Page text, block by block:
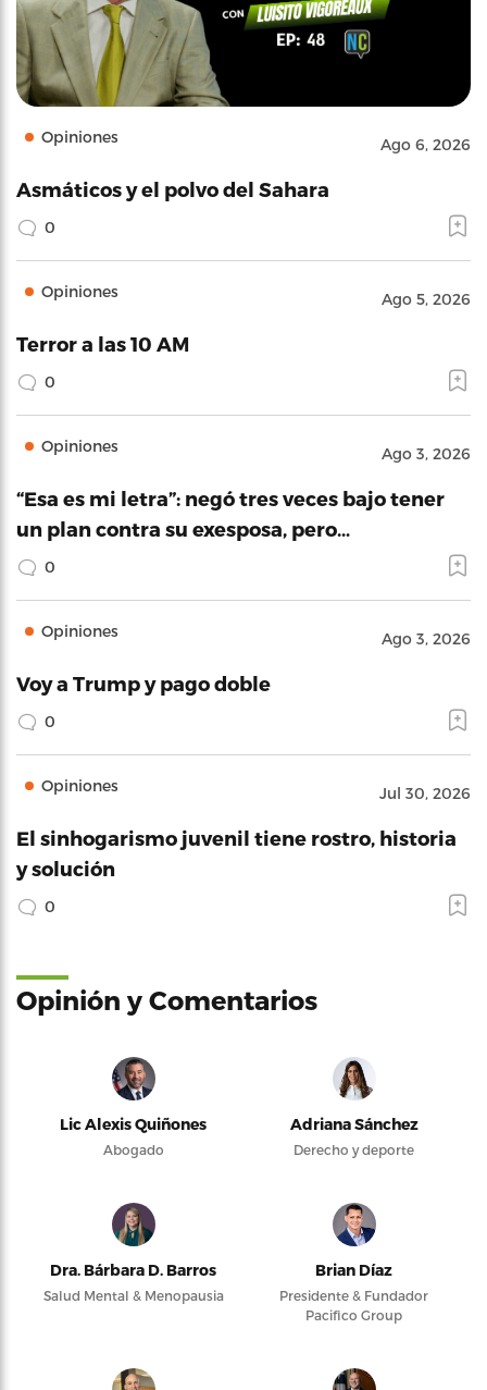
Opiniones Ago 6, 2026
Asmáticos y el polvo del Sahara
0
Opiniones Ago 5, 2026
Terror a las 10 AM
0
Opiniones Ago 3, 2026
“Esa es mi letra”: negó tres veces bajo tener
un plan contra su exesposa, pero…
0
Opiniones Ago 3, 2026
Voy a Trump y pago doble
0
Opiniones Jul 30, 2026
El sinhogarismo juvenil tiene rostro, historia
y solución
0
Opinión y Comentarios
Lic Alexis Quiñones
Abogado
Adriana Sánchez
Derecho y deporte
Dra. Bárbara D. Barros
Salud Mental & Menopausia
Brian Díaz
Presidente & Fundador
Pacifico Group